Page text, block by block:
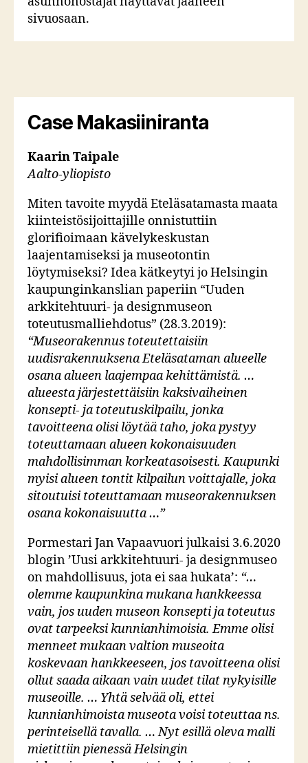
sivuosaan.
Case Makasiiniranta
Kaarin Taipale
Aalto-yliopisto
Miten tavoite myydä Eteläsatamasta maata
kiinteistösijoittajille onnistuttiin
glorifioimaan kävelykeskustan
laajentamiseksi ja museotontin
löytymiseksi? Idea kätkeytyi jo Helsingin
kaupunginkanslian paperiin “Uuden
arkkitehtuuri- ja designmuseon
toteutusmalliehdotus” (28.3.2019):
“Museorakennus toteutettaisiin
uudisrakennuksena Eteläsatamanalueelle
osana alueen laajempaa kehittämistä. …
alueesta järjestettäisiinkaksivaiheinen
konsepti- ja toteutuskilpailu, jonka
tavoitteena olisi löytää taho, joka pystyy
toteuttamaan alueen kokonaisuuden
mahdollisimman korkeatasoisesti. Kaupunki
myisi alueen tontit kilpailun voittajalle, joka
sitoutuisi toteuttamaan museorakennuksen
osana kokonaisuutta …”
Pormestari Jan Vapaavuori julkaisi 3.6.2020
blogin ’Uusi arkkitehtuuri- ja designmuseo
on mahdollisuus, jota ei saa hukata’: “…
olemme kaupunkina mukana hankkeessa
vain, jos uuden museonkonsepti ja toteutus
ovat tarpeeksi kunnianhimoisia. Emme olisi
menneetmukaan valtion museoita
koskevaan hankkeeseen, jos tavoitteena olisi
ollut saada aikaan vain uudet tilat nykyisille
museoille. … Yhtä selvää oli, ettei
kunnianhimoista museota voisi toteuttaa ns.
perinteisellä tavalla. … Nyt esillä oleva malli
mietittiin pienessä Helsingin